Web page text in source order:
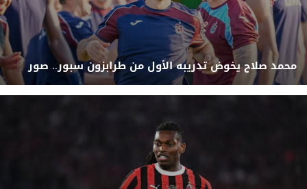
محمد صلاح يخوض تدريبه الأول من طرابزون سبور.. صور